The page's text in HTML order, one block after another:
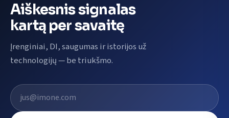
Aiškesnis signalas
kartą per savaitę
Įrenginiai, DI, saugumas ir istorijos už
technologijų — be triukšmo.
El. pašto adresas